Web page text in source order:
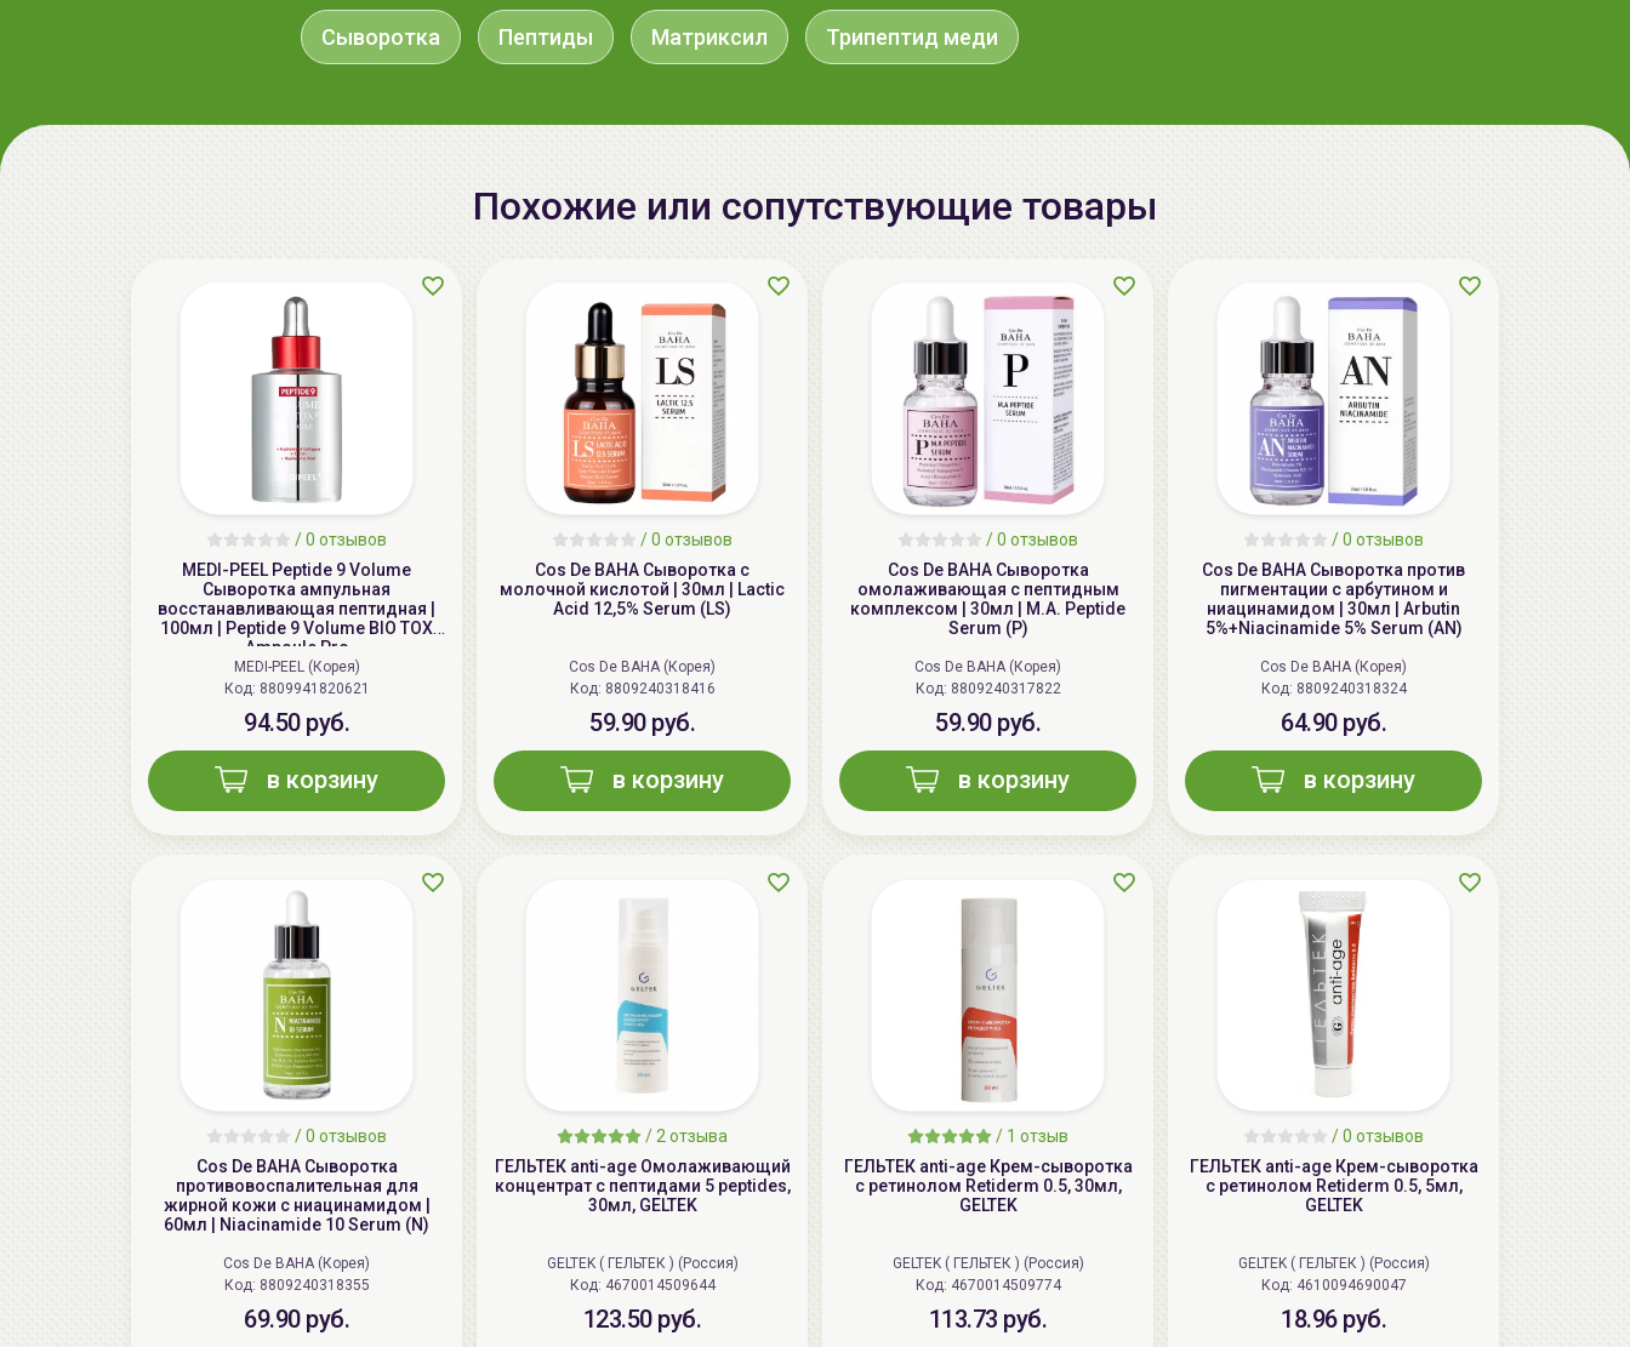
AiliCode Восстанавливающий крем-
пилинг для лица, 50мл
Сыворотка Пептиды Матриксил Трипептид меди
Похожие или сопутствующие товары
/0 отзывов
MEDI-PEEL Peptide 9 Volume
Сыворотка ампульная
восстанавливающая пептидная |
100мл | Peptide 9 Volume BIO TOX
Ampoule Pro
MEDI-PEEL (Корея)
Код: 8809941820621
94.50 руб.
в корзину
/0 отзывов
Cos De BAHA Сыворотка с
молочной кислотой | 30мл | Lactic
Acid 12,5% Serum (LS)
Cos De BAHA (Корея)
Код: 8809240318416
59.90 руб.
в корзину
/0 отзывов
Cos De BAHA Сыворотка
омолаживающая с пептидным
комплексом | 30мл | M.A. Peptide
Serum (P)
Cos De BAHA (Корея)
Код: 8809240317822
59.90 руб.
в корзину
/0 отзывов
Cos De BAHA Сыворотка против
пигментации с арбутином и
ниацинамидом | 30мл | Arbutin
5%+Niacinamide 5% Serum (AN)
Cos De BAHA (Корея)
Код: 8809240318324
64.90 руб.
в корзину
/0 отзывов
Cos De BAHA Сыворотка
противовоспалительная для
жирной кожи с ниацинамидом |
60мл | Niacinamide 10 Serum (N)
Cos De BAHA (Корея)
Код: 8809240318355
69.90 руб.
/ 2 отзыва
ГЕЛЬТЕК anti-age Омолаживающий
концентрат с пептидами 5 peptides,
30мл, GELTEK
GELTEK ( ГЕЛЬТЕК ) (Россия)
Код: 4670014509644
123.50 руб.
/ 1 отзыв
ГЕЛЬТЕК anti-age Крем-сыворотка
с ретинолом Retiderm 0.5, 30мл,
GELTEK
GELTEK ( ГЕЛЬТЕК ) (Россия)
Код: 4670014509774
113.73 руб.
/0 отзывов
ГЕЛЬТЕК anti-age Крем-сыворотка
с ретинолом Retiderm 0.5, 5мл,
GELTEK
GELTEK ( ГЕЛЬТЕК ) (Россия)
Код: 4610094690047
18.96 руб.